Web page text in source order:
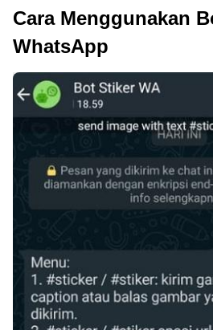
Cara Menggunakan
WhatsApp